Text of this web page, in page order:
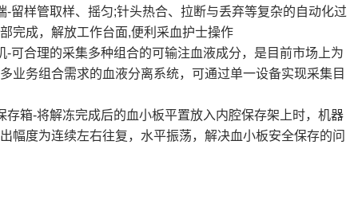
-留样管取样、摇匀;针头热合、拉断与丢弃等复杂的自动化过
完成，解放工作台面,便利采血护士操作
-可合理的采集多种组合的可输注血液成分，是目前市场上为
业务组合需求的血液分离系统，可通过单一设备实现采集目
存箱-将解冻完成后的血小板平置放入内腔保存架上时，机器
幅度为连续左右往复，水平振荡，解决血小板安全保存的问